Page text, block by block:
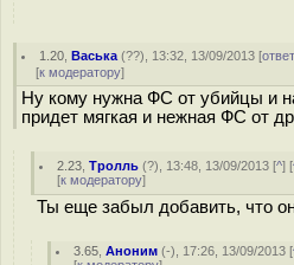
1.20 ,Васька (??), 13:32, 13/09/2013 [
[к модератору]
Ну кому нужна ФС от убийцы и
придет мягкая и нежная ФС от
2.23 ,Тролль (?), 13:48, 13/09/2013 [^] [
[к модератору]
Ты еще забыл добавить, что
3.65 ,Аноним (-), 17:26, 13/09/2013 [